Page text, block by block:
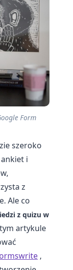
Form
szeroko
i
z
Ale co
z quizu w
artykule
,